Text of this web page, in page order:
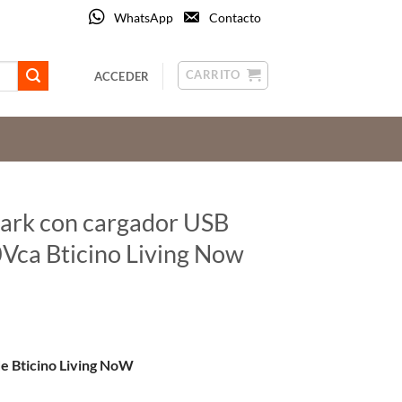
WhatsApp Contacto
ACCEDER CARRITO
con cargador USB
Bticino Living Now
Bticino Living NoW